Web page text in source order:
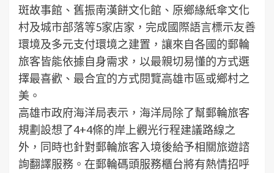
斑故事館、舊振南漢餅文化館、原鄉緣紙傘文化
村及城市部落等5家店家，完成國際語言標示友善
環境及多元支付環境之建置，讓來自各國的郵輪
旅客皆能依據自身需求，以最親切易懂的方式選
擇最喜歡、最合宜的方式閱覽高雄市區或鄉村之
美。
高雄市政府海洋局表示，海洋局除了幫郵輪旅客
規劃設想了4+4條的岸上觀光行程建議路線之
外，同時也針對郵輪旅客入境後給予相關旅遊諮
詢翻譯服務。在郵輪碼頭服務櫃台將有熱情招呼